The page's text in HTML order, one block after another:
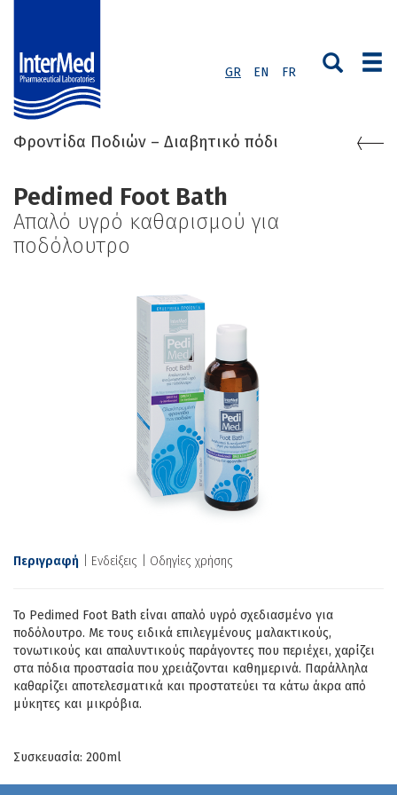
GR EN FR
Φροντίδα Ποδιών – Διαβητικό πόδι
Pedimed Foot Bath
Απαλό υγρό καθαρισμού για
ποδόλουτρο
Περιγραφή Ενδείξεις Οδηγίες χρήσης
Το Pedimed Foot Bath είναι απαλό υγρό σχεδιασμένο για
ποδόλουτρο. Με τους ειδικά επιλεγμένους μαλακτικούς,
τονωτικούς και απαλυντικούς παράγοντες που περιέχει, χαρίζει
στα πόδια προστασία που χρειάζονται καθημερινά. Παράλληλα
καθαρίζει αποτελεσματικά και προστατεύει τα κάτω άκρα από
μύκητες και μικρόβια.
Συσκευασία: 200ml